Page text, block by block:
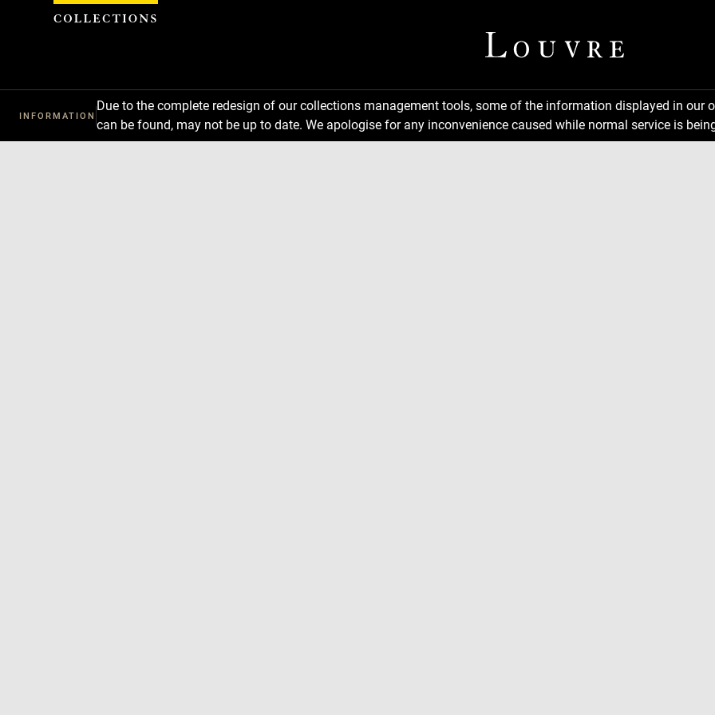
INFORMATION
Due to the complete redesign of our collections management tools, some of the information displayed in
can be found, may not be up to date. We apologise for any inconvenience caused while normal service is
Cookies management panel